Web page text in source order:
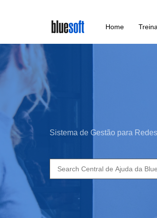
main
content
Home
Sistema de Gestão para
Search
for: